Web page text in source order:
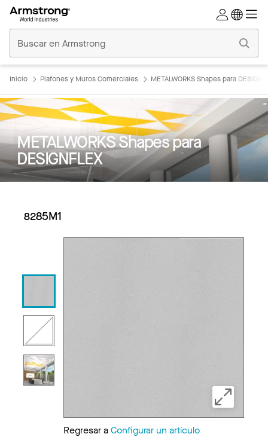
Comerciales
Inicio
Inicio Plafones y Muros Comerciales METALWORKS Shapes para
METALWORKS Shapes para
DESIGNFLEX
8285M1
Regresar aConfigurar un artículo